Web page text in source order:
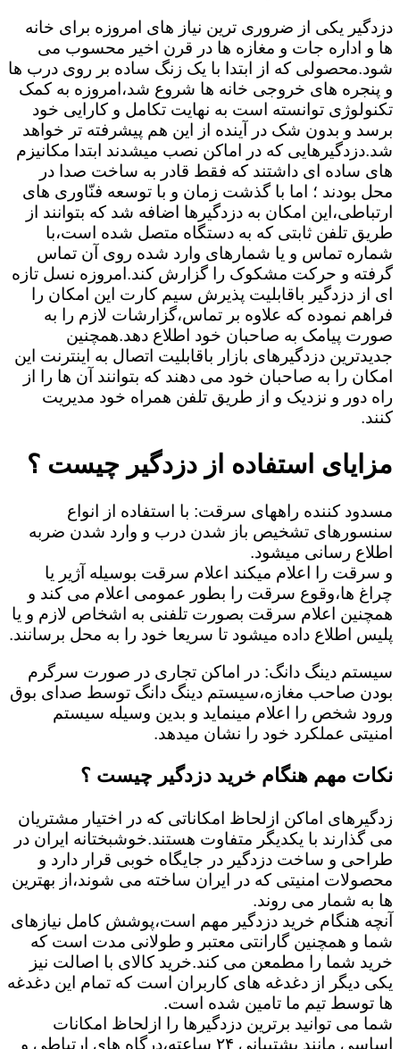
دزدگیر یکی از ضروری ترین نیاز های امروزه برای خانه
ها و اداره جات و مغازه ها در قرن اخیر محسوب می
شود.محصولی که از ابتدا با یک زنگ ساده بر روی درب ها
و پنجره های خروجی خانه ها شروع شد،امروزه به کمک
تکنولوژی توانسته است به نهایت تکامل و کارایی خود
برسد و بدون شک در آینده از این هم پیشرفته تر خواهد
شد.دزدگیرهایی که در اماکن نصب میشدند ابتدا مکانیزم
های ساده ای داشتند که فقط قادر به ساخت صدا در
محل بودند ؛ اما با گذشت زمان و با توسعه فنّاوری های
ارتباطی،این امکان به دزدگیرها اضافه شد که بتوانند از
طریق تلفن ثابتی که به دستگاه متصل شده است،با
شماره تماس و یا شمارهای وارد شده روی آن تماس
گرفته و حرکت مشکوک را گزارش کند.امروزه نسل تازه
ای از دزدگیر باقابلیت پذیرش سیم کارت این امکان را
فراهم نموده که علاوه بر تماس،گزارشات لازم را به
صورت پیامک به صاحبان خود اطلاع دهد.همچنین
جدیدترین دزدگیرهای بازار باقابلیت اتصال به اینترنت این
امکان را به صاحبان خود می دهند که بتوانند آن ها را از
راه دور و نزدیک و از طریق تلفن همراه خود مدیریت
کنند.
مزایای استفاده از دزدگیر چیست ؟
مسدود کننده راههای سرقت: با استفاده از انواع
سنسورهای تشخیص باز شدن درب و وارد شدن ضربه
اطلاع رسانی میشود.
و سرقت را اعلام میکند اعلام سرقت بوسیله آژیر یا
چراغ ها،وقوع سرقت را بطور عمومی اعلام می کند و
همچنین اعلام سرقت بصورت تلفنی به اشخاص لازم و یا
پلیس اطلاع داده میشود تا سریعا خود را به محل برسانند.
سیستم دینگ دانگ: در اماکن تجاری در صورت سرگرم
بودن صاحب مغازه،سیستم دینگ دانگ توسط صدای بوق
ورود شخص را اعلام مینماید و بدین وسیله سیستم
امنیتی عملکرد خود را نشان میدهد.
نکات مهم هنگام خرید دزدگیر چیست ؟
زدگیرهای اماکن ازلحاظ امکاناتی که در اختیار مشتریان
می گذارند با یکدیگر متفاوت هستند.خوشبختانه ایران در
طراحی و ساخت دزدگیر در جایگاه خوبی قرار دارد و
محصولات امنیتی که در ایران ساخته می شوند،از بهترین
ها به شمار می روند.
آنچه هنگام خرید دزدگیر مهم است،پوشش کامل نیازهای
شما و همچنین گارانتی معتبر و طولانی مدت است که
خرید شما را مطمعن می کند.خرید کالای با اصالت نیز
یکی دیگر از دغدغه های کاربران است که تمام این دغدغه
ها توسط تیم ما تامین شده است.
شما می توانید برترین دزدگیرها را ازلحاظ امکانات
اساسی مانند پشتیبانی ۲۴ ساعته،درگاه های ارتباطی و